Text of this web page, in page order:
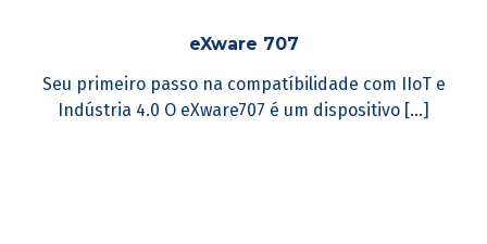
eXware 707
Seu primeiro passo na compatíbilidade com IIoT e
Indústria 4.0 O eXware707 é um dispositivo [...]